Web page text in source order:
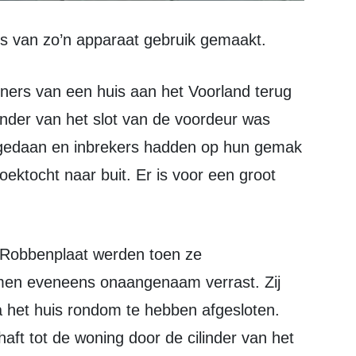
van zo’n apparaat gebruik gemaakt.
van het slot van de voordeur was
en inbrekers hadden op hun gemak
naar buit. Er is voor een groot
eveneens onaangenaam verrast. Zij
huis rondom te hebben afgesloten.
tot de woning door de cilinder van het